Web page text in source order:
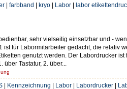
| farbband | kryo | Labor | labor
sehr vielseitig einsetzbar und -
für Labormitarbeiter gedacht, die relativ
genutzt werden. Der Labordrucker ist
Tastatur, 2. über...
| Kennzeichnung | Labor | Labordrucker |